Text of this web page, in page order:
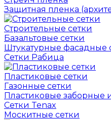
Защитная пленка
Строительные сетки
Базальтовые сетки
Штукатурные фасадные
Сетки Рабица
Пластиковые сетки
Газонные сетки
Пластиковые заборные
Сетки Tenax
Москитные сетки